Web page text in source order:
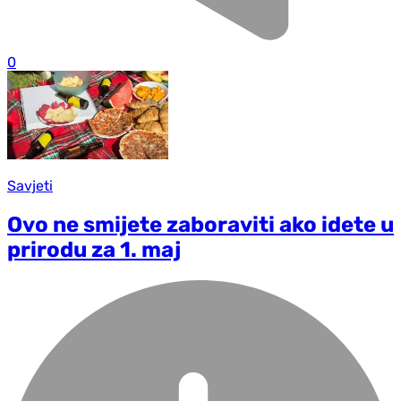
0
Savjeti
Ovo ne smijete zaboraviti ako idete u
prirodu za 1. maj